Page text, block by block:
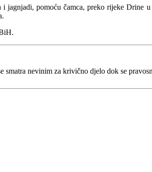
pomoću čamca, preko rijeke Drine
nevinim za krivično djelo dok se